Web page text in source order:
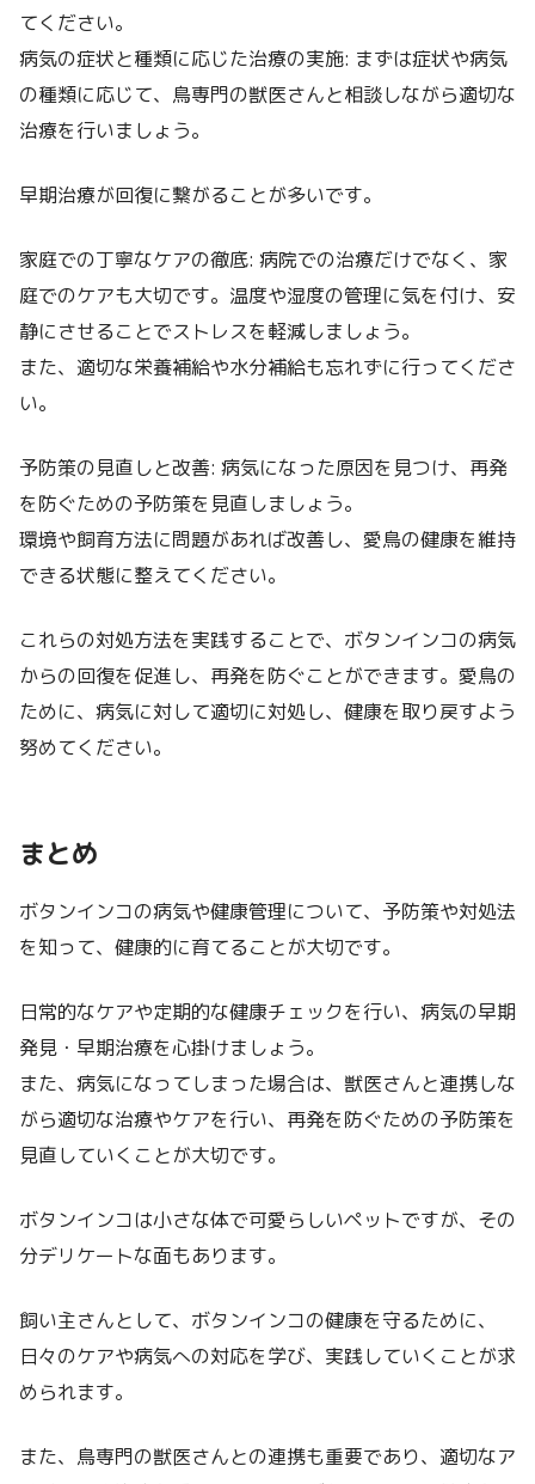
てください。
病気の症状と種類に応じた治療の実施: まずは症状や病気
の種類に応じて、鳥専門の獣医さんと相談しながら適切な
治療を行いましょう。
早期治療が回復に繋がることが多いです。
家庭での丁寧なケアの徹底: 病院での治療だけでなく、家
庭でのケアも大切です。温度や湿度の管理に気を付け、安
静にさせることでストレスを軽減しましょう。
また、適切な栄養補給や水分補給も忘れずに行ってくださ
い。
予防策の見直しと改善: 病気になった原因を見つけ、再発
を防ぐための予防策を見直しましょう。
環境や飼育方法に問題があれば改善し、愛鳥の健康を維持
できる状態に整えてください。
これらの対処方法を実践することで、ボタンインコの病気
からの回復を促進し、再発を防ぐことができます。愛鳥の
ために、病気に対して適切に対処し、健康を取り戻すよう
努めてください。
まとめ
ボタンインコの病気や健康管理について、予防策や対処法
を知って、健康的に育てることが大切です。
日常的なケアや定期的な健康チェックを行い、病気の早期
発見・早期治療を心掛けましょう。
また、病気になってしまった場合は、獣医さんと連携しな
がら適切な治療やケアを行い、再発を防ぐための予防策を
見直していくことが大切です。
ボタンインコは小さな体で可愛らしいペットですが、その
分デリケートな面もあります。
飼い主さんとして、ボタンインコの健康を守るために、
日々のケアや病気への対応を学び、実践していくことが求
められます。
また、鳥専門の獣医さんとの連携も重要であり、適切なア